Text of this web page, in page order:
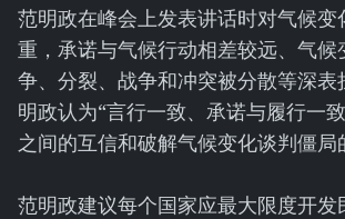
范明政在峰会上发表讲话时对气候变
重，承诺与气候行动相差较远、气候
争、分裂、战争和冲突被分散等深表
明政认为“言行一致、承诺与履行一
之间的互信和破解气候变化谈判僵局
范明政建议每个国家应最大限度开发